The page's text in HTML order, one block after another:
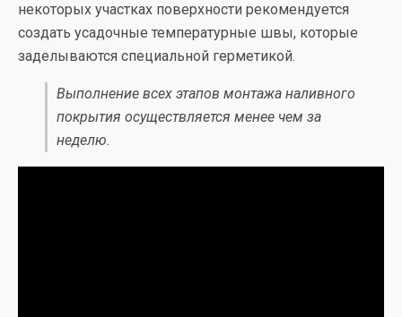
некоторых участках поверхности рекомендуется
создать усадочные температурные швы, которые
заделываются специальной герметикой.
Выполнение всех этапов монтажа наливного
покрытия осуществляется менее чем за
неделю.